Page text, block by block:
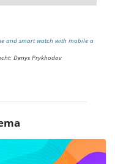
and smart watch with mobile a
Denys Prykhodov